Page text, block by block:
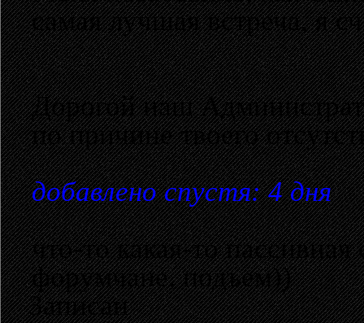
самая лучшая встреча, я
Дорогой наш
по причине твоего
добавлено спустя: 4 дня
что-то какая-то
форумчане, подъем))
Записан